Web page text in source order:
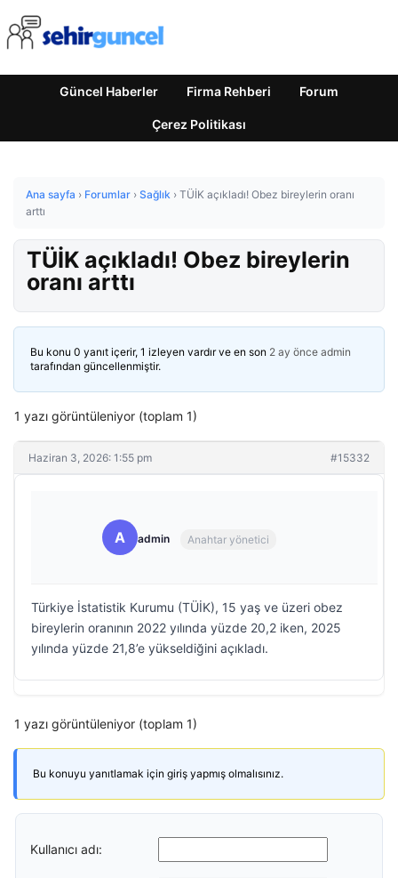
Güncel Haberler Firma Rehberi Forum
Çerez Politikası
Ana sayfa › Forumlar › Sağlık › TÜİK açıkladı! Obez bireylerin oranı
arttı
TÜİK açıkladı! Obez bireylerin
oranı arttı
Bu konu 0 yanıt içerir, 1 izleyen vardır ve en son 2 ay önce admin
tarafından güncellenmiştir.
1 yazı görüntüleniyor (toplam 1)
Haziran 3, 2026: 1:55 pm #15332
A admin Anahtar yönetici
Türkiye İstatistik Kurumu (TÜİK), 15 yaş ve üzeri obez
bireylerin oranının 2022 yılında yüzde 20,2 iken, 2025
yılında yüzde 21,8’e yükseldiğini açıkladı.
1 yazı görüntüleniyor (toplam 1)
Bu konuyu yanıtlamak için giriş yapmış olmalısınız.
Kullanıcı adı: